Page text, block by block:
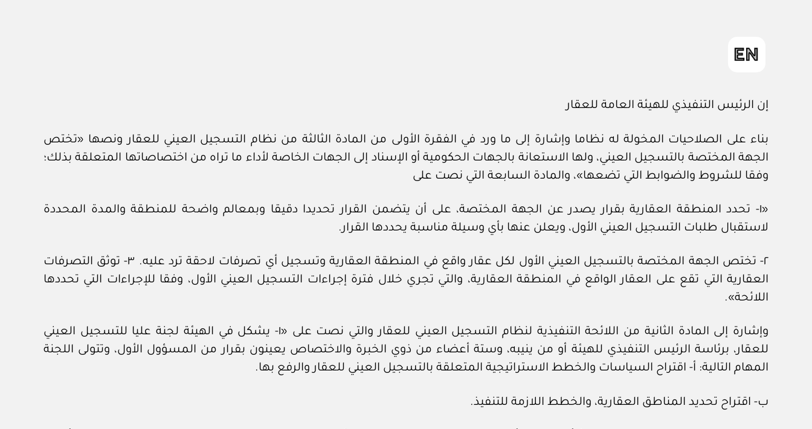
إن الرئيس التنفيذي للهيئة العامة للعقار
بناء على الصلاحيات المخولة له نظاما وإشارة إلى ما ورد في الفقرة الأولى من المادة الثالثة من نظام التسجيل العيني للعقار ونصها «تختص
الجهة المختصة بالتسجيل العيني، ولها الاستعانة بالجهات الحكومية أو الإسناد إلى الجهات الخاصة لأداء ما تراه من اختصاصاتها المتعلقة بذلك؛
وفقا للشروط والضوابط التي تضعها»، والمادة السابعة التي نصت على
«١- تحدد المنطقة العقارية بقرار يصدر عن الجهة المختصة، على أن يتضمن القرار تحديدا دقيقا وبمعالم واضحة للمنطقة والمدة المحددة
لاستقبال طلبات التسجيل العيني الأول، ويعلن عنها بأي وسيلة مناسبة يحددها القرار.
٢- تختص الجهة المختصة بالتسجيل العيني الأول لكل عقار واقع في المنطقة العقارية وتسجيل أي تصرفات لاحقة ترد عليه. ٣- توثق التصرفات
العقارية التي تقع على العقار الواقع في المنطقة العقارية، والتي تجري خلال فترة إجراءات التسجيل العيني الأول، وفقا للإجراءات التي تحددها
اللائحة».
وإشارة إلى المادة الثانية من اللائحة التنفيذية لنظام التسجيل العيني للعقار والتي نصت على «١- يشكل في الهيئة لجنة عليا للتسجيل العيني
للعقار، برئاسة الرئيس التنفيذي للهيئة أو من ينيبه، وستة أعضاء من ذوي الخبرة والاختصاص يعينون بقرار من المسؤول الأول، وتتولى اللجنة
المهام التالية: ‌أ- اقتراح السياسات والخطط الاستراتيجية المتعلقة بالتسجيل العيني للعقار والرفع بها.
‌ب- اقتراح تحديد المناطق العقارية، والخطط اللازمة للتنفيذ.